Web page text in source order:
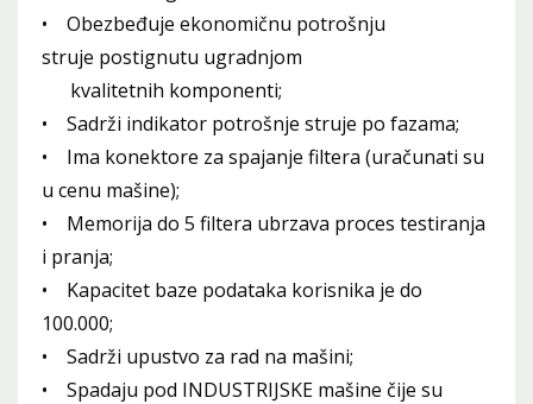
• Obezbeđuje ekonomičnu potrošnju
struje postignutu ugradnjom
kvalitetnih komponenti;
• Sadrži indikator potrošnje struje po fazama;
• Ima konektore za spajanje filtera (uračunati su
u cenu mašine);
• Memorija do 5 filtera ubrzava proces testiranja
i pranja;
• Kapacitet baze podataka korisnika je do
100.000;
• Sadrži upustvo za rad na mašini;
• Spadaju pod INDUSTRIJSKE mašine čije su